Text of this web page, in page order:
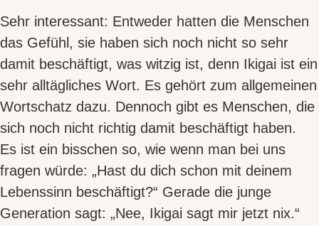
Sehr interessant: Entweder hatten die Menschen
das Gefühl, sie haben sich noch nicht so sehr
damit beschäftigt, was witzig ist, denn Ikigai ist ein
sehr alltägliches Wort. Es gehört zum allgemeinen
Wortschatz dazu. Dennoch gibt es Menschen, die
sich noch nicht richtig damit beschäftigt haben.
Es ist ein bisschen so, wie wenn man bei uns
fragen würde: „Hast du dich schon mit deinem
Lebenssinn beschäftigt?“ Gerade die junge
Generation sagt: „Nee, Ikigai sagt mir jetzt nix.“